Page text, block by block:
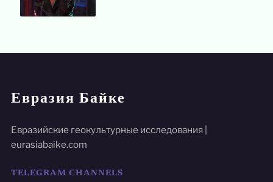
Евразия Байке
Евразийские геокультурные исследования |
eurasiabaike.com
TELEGRAM CHANNELS